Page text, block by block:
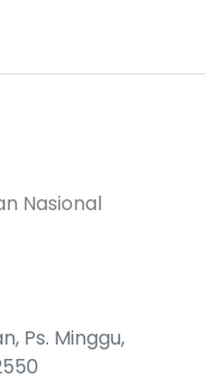
Nasional
Ps. Minggu,